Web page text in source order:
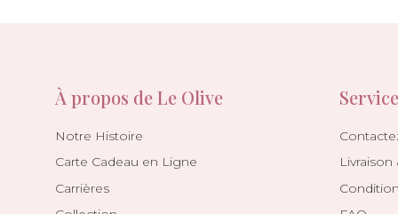
À propos de Le Olive
Notre Histoire
Carte Cadeau en Ligne
Carrières